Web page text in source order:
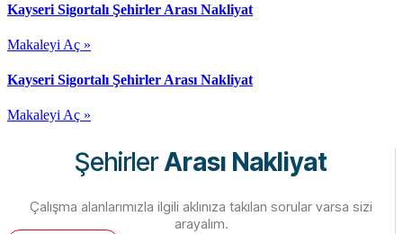
Kayseri Sigortalı Şehirler Arası Nakliyat
Makaleyi Aç »
Kayseri Sigortalı Şehirler Arası Nakliyat
Makaleyi Aç »
ŞehirlerArası Nakliyat
Çalışma alanlarımızla ilgili aklınıza takılan sorular varsa sizi
arayalım.